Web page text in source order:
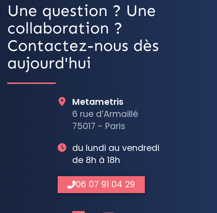
Une question ? Une
collaboration ?
Contactez-nous dès
aujourd'hui
Metametris
6 rue d’Armaillé
75017 - Paris
du lundi au vendredi
de 8h à 18h
06 07 91 04 29